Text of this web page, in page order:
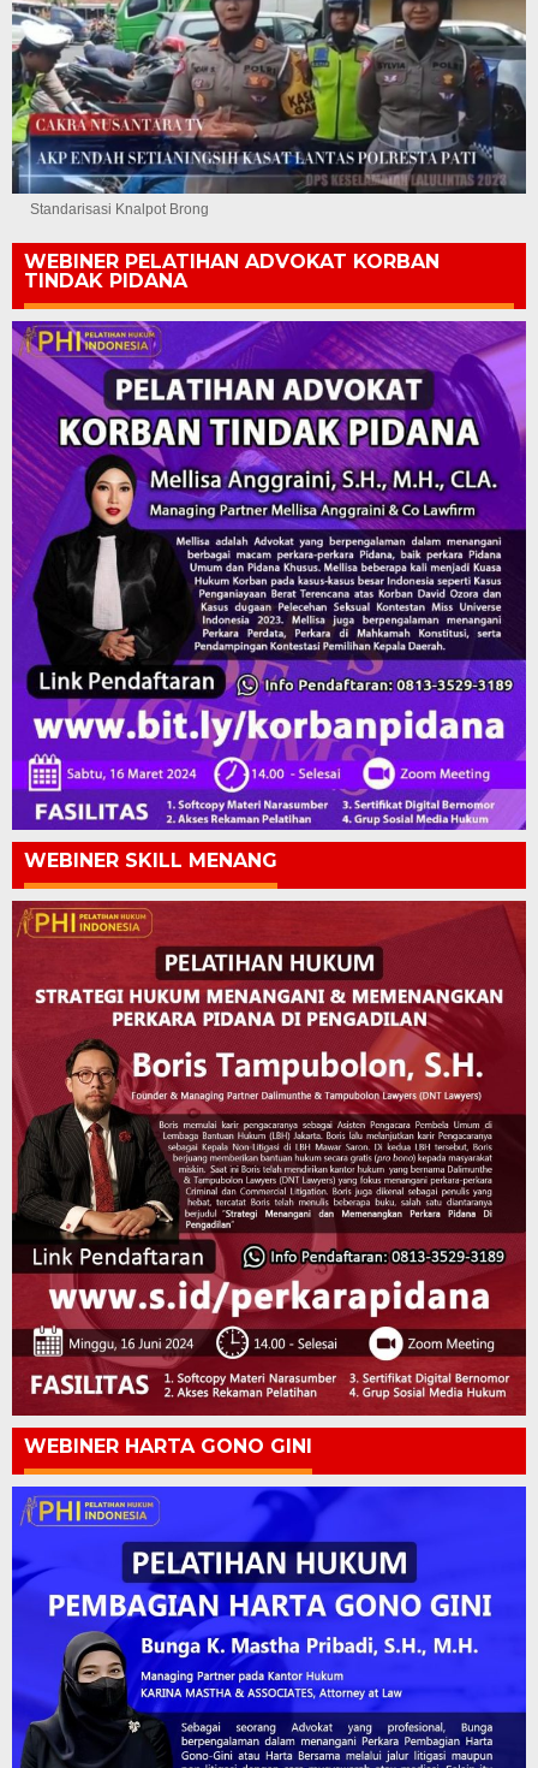
Standarisasi Knalpot Brong
WEBINER PELATIHAN ADVOKAT KORBAN
TINDAK PIDANA
WEBINER SKILL MENANG
WEBINER HARTA GONO GINI